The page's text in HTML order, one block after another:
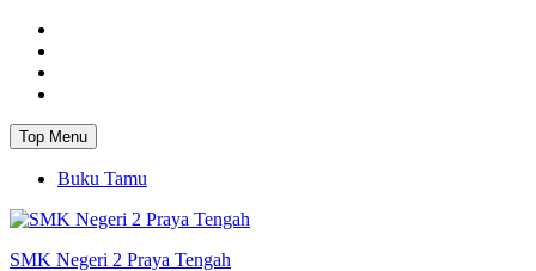
Top Menu
Buku Tamu
SMK Negeri 2 Praya Tengah